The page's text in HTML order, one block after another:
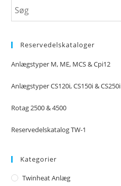
Reservedelskataloger
Anlægstyper M, ME, MCS & Cpi12
Anlægstyper CS120i, CS150i & CS250i
Rotag 2500 & 4500
Reservedelskatalog TW-1
Kategorier
Twinheat Anlæg